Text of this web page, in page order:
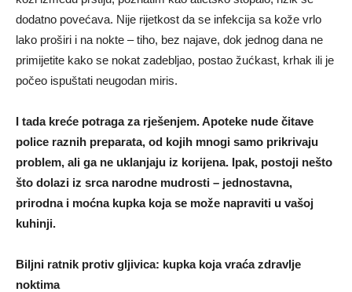
dodatno povećava. Nije rijetkost da se infekcija sa kože vrlo
lako proširi i na nokte – tiho, bez najave, dok jednog dana ne
primijetite kako se nokat zadebljao, postao žućkast, krhak ili je
počeo ispuštati neugodan miris.
I tada kreće potraga za rješenjem. Apoteke nude čitave
police raznih preparata, od kojih mnogi samo prikrivaju
problem, ali ga ne uklanjaju iz korijena. Ipak, postoji nešto
što dolazi iz srca narodne mudrosti – jednostavna,
prirodna i moćna kupka koja se može napraviti u vašoj
kuhinji.
Biljni ratnik protiv gljivica: kupka koja vraća zdravlje
noktima